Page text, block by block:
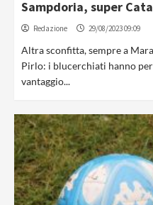
Sampdoria, super
Redazione 29/08/2023 09:09
Altra sconfitta, sempre a
Pirlo: i blucerchiati hanno
vantaggio...